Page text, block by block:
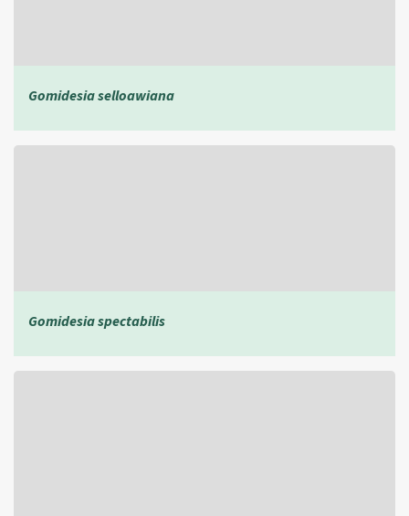
Gomidesia selloawiana
Gomidesia spectabilis